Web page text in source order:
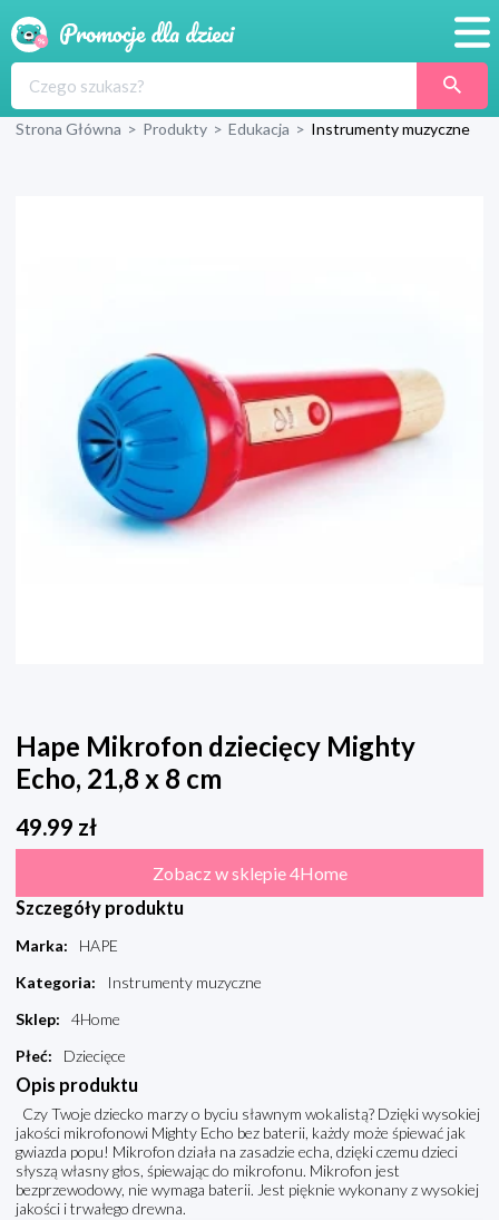
Produkty
Strona Główna > Produkty > Edukacja > Instrumenty muzyczne
Hape Mikrofon dziecięcy Mighty
Echo, 21,8 x 8 cm
49.99 zł
Zobacz w sklepie 4Home
Szczegóły produktu
Marka:
HAPE
Kategoria:
Instrumenty muzyczne
Sklep:
4Home
Płeć: Dziecięce
Opis produktu
Czy Twoje dziecko marzy o byciu sławnym wokalistą? Dzięki wysokiej
jakości mikrofonowi Mighty Echo bez baterii, każdy może śpiewać jak
gwiazda popu! Mikrofon działa na zasadzie echa, dzięki czemu dzieci
słyszą własny głos, śpiewając do mikrofonu. Mikrofon jest
bezprzewodowy, nie wymaga baterii. Jest pięknie wykonany z wysokiej
jakości i trwałego drewna.